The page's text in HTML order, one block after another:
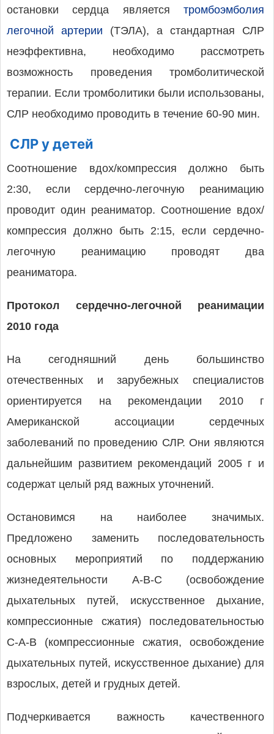
остановки сердца является тромбоэмболия
легочной артерии (ТЭЛА), а стандартная СЛР
неэффективна, необходимо рассмотреть
возможность проведения тромболитической
терапии. Если тромболитики были использованы,
СЛР необходимо проводить в течение 60-90 мин.
СЛР у детей
Соотношение вдох/компрессия должно быть
2:30, если сердечно-легочную реанимацию
проводит один реаниматор. Соотношение вдох/
компрессия должно быть 2:15, если сердечно-
легочную реанимацию проводят два
реаниматора.
Протокол сердечно-легочной реанимации
2010 года
На сегодняшний день большинство
отечественных и зарубежных специалистов
ориентируется на рекомендации 2010 г
Американской ассоциации сердечных
заболеваний по проведению СЛР. Они являются
дальнейшим развитием рекомендаций 2005 г и
содержат целый ряд важных уточнений.
Остановимся на наиболее значимых.
Предложено заменить последовательность
основных мероприятий по поддержанию
жизнедеятельности A-B-C (освобождение
дыхательных путей, искусственное дыхание,
компрессионные сжатия) последовательностью
C-A-B (компрессионные сжатия, освобождение
дыхательных путей, искусственное дыхание) для
взрослых, детей и грудных детей.
Подчеркивается важность качественного